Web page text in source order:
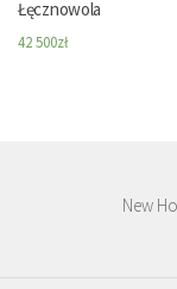
Łęcznowola
42 500zł
New